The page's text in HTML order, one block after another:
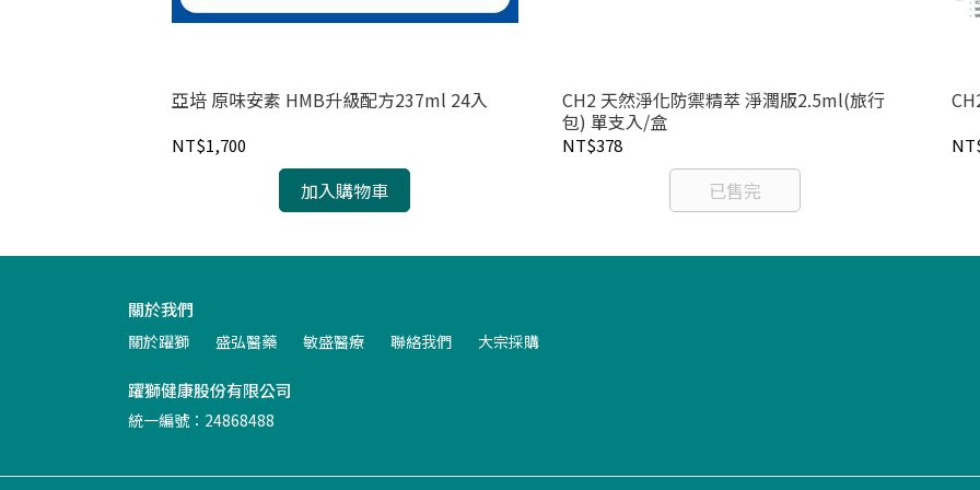
亞培 原味安素 HMB升級配方237ml 24入
NT$1,700
加入購物車
CH2 天然淨化防禦精萃 淨潤版2.5ml(旅行
包) 單支入/盒
NT$378
已售完
關於我們
關於躍獅 盛弘醫藥 敏盛醫療 聯絡我們 大宗採購
躍獅健康股份有限公司
統一編號：24868488